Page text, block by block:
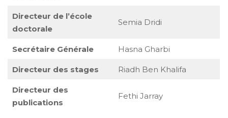
Directeur de l’école
doctorale
Semia Dridi
Secrétaire Générale Hasna Gharbi
Directeur des stages Riadh Ben Khalifa
Directeur des
publications
Fethi Jarray